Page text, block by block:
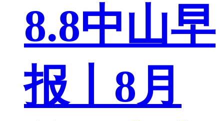
8.8中山早
报丨8月